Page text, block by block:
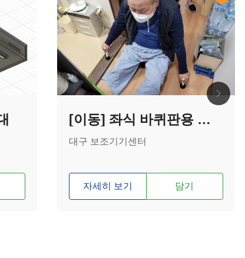
[이동] 좌식 바퀴판용 지팡이
대구 보조기기센터
자세히 보기 담기